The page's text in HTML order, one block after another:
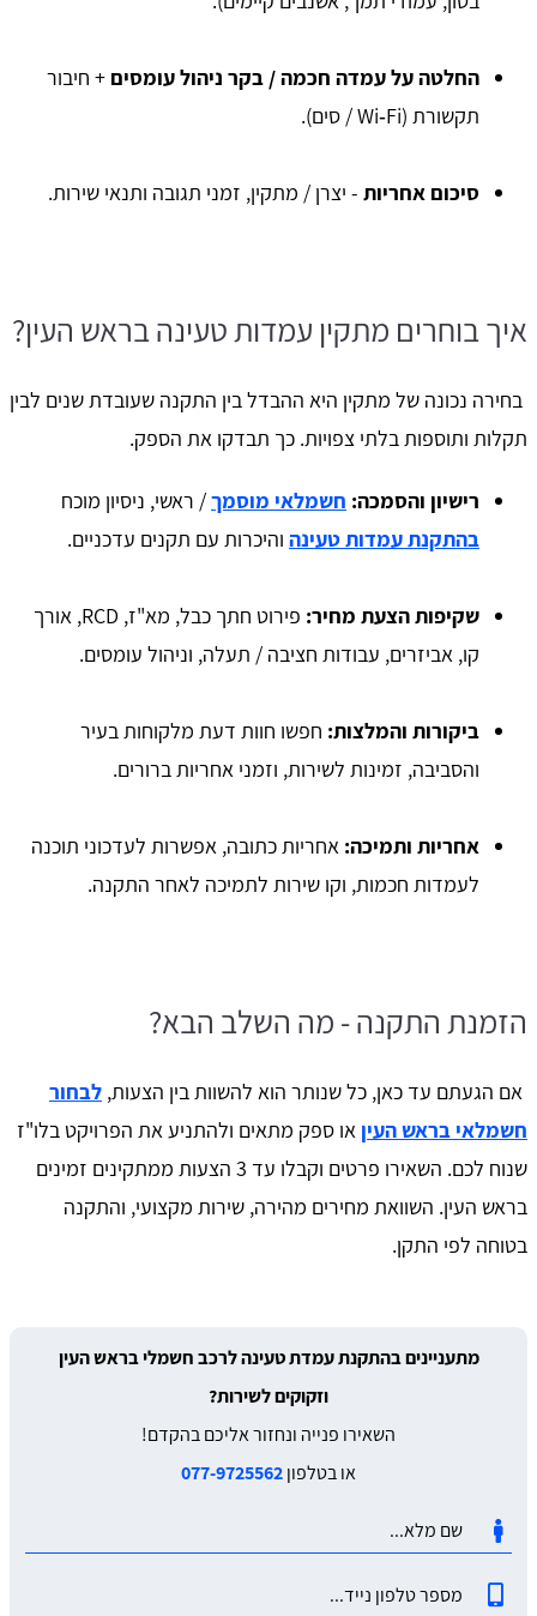
החלטה על עמדה חכמה / בקר ניהול עומסים + חיבור
תקשורת (Wi‑Fi / סים).
סיכום אחריות - יצרן / מתקין, זמני תגובה ותנאי שירות.
איך בוחרים מתקין עמדות טעינה בראש העין?
בחירה נכונה של מתקין היא ההבדל בין התקנה שעובדת שנים לבין
תקלות ותוספות בלתי צפויות. כך תבדקו את הספק.
רישיון והסמכה: חשמלאי מוסמך/ ראשי, ניסיון מוכח
בהתקנת עמדות טעינה והיכרות עם תקנים עדכניים.
שקיפות הצעת מחיר:
פירוט חתך כבל, מא"ז, RCD, אורך
קו, אביזרים, עבודות חציבה / תעלה, וניהול עומסים.
ביקורות והמלצות: חפשו חוות דעת מלקוחות בעיר
והסביבה, זמינות לשירות, וזמני אחריות ברורים.
אחריות ותמיכה: אחריות כתובה, אפשרות לעדכוני תוכנה
לעמדות חכמות, וקו שירות לתמיכה לאחר התקנה.
הזמנת התקנה - מה השלב הבא?
אם הגעתם עד כאן, כל שנותר הוא להשוות בין הצעות, לבחור
חשמלאי בראש העין או ספק מתאים ולהתניע את הפרויקט בלו"ז
שנוח לכם. השאירו פרטים וקבלו עד 3 הצעות ממתקינים זמינים
בראש העין. השוואת מחירים מהירה, שירות מקצועי, והתקנה
בטוחה לפי התקן.
מתעניינים בהתקנת עמדת טעינה לרכב חשמלי בראש העין
וזקוקים לשירות?
השאירו פנייה ונחזור אליכם בהקדם!
או בטלפון077-9725562